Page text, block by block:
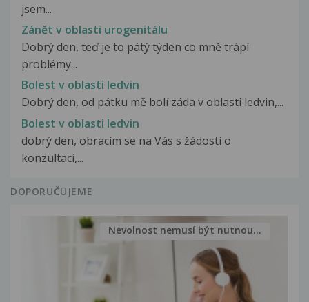
jsem...
Zánět v oblasti urogenitálu
Dobrý den, teď je to pátý týden co mně trápí
problémy...
Bolest v oblasti ledvin
Dobrý den, od pátku mě bolí záda v oblasti ledvin,...
Bolest v oblasti ledvin
dobrý den, obracím se na Vás s žádostí o
konzultaci,...
DOPORUČUJEME
Nevolnost nemusí být nutnou...